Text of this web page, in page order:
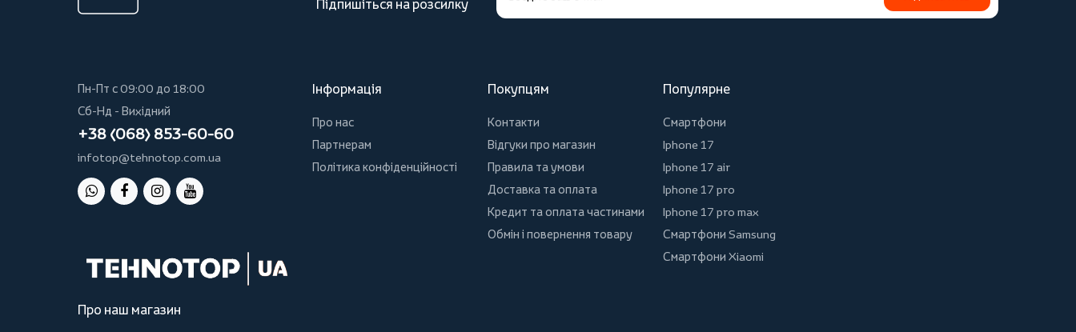
Підпишіться на розсилку
Пн-Пт с 09:00 до 18:00
Сб-Нд - Вихідний
+38 (068) 853-60-60
infotop@tehnotop.com.ua
Інформація
Про нас
Партнерам
Політика конфіденційності
Покупцям
Контакти
Відгуки про магазин
Правила та умови
Доставка та оплата
Кредит та оплата частинами
Обмін і повернення товару
Популярне
Смартфони
Iphone 17
Iphone 17 air
Iphone 17 pro
Iphone 17 pro max
Смартфони Samsung
Смартфони Xiaomi
Про наш магазин